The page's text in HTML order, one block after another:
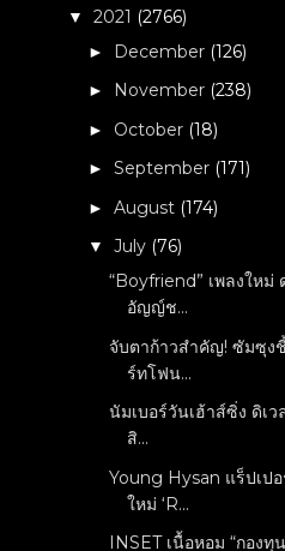
▼2021 (2766)
► December (126)
► November (238)
► October (18)
►September (171)
►August (174)
▼July (76)
“Boyfriend” เพลงใหม่
อัญญ์ช...
จับตาก้าวสำคัญ! ซัมซุง
ร์ทโฟน...
นัมเบอร์วันเฮ้าส์ซิ่ง ดิเ
สิ...
Young Hysan แร็ปเป
ใหม่ ‘R...
INSET เนื้อหอม “กอง